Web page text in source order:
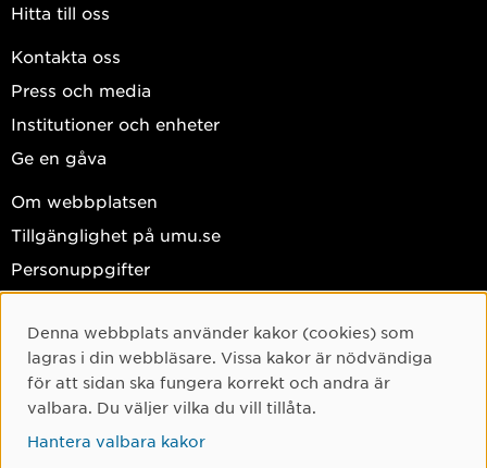
Hitta till oss
Kontakta oss
Press och media
Institutioner och enheter
Ge en gåva
Om webbplatsen
Tillgänglighet på umu.se
Personuppgifter
Facebook
Instagram
TikTok
Youtube
Cookie-samtycke
Denna webbplats använder kakor (cookies) som
lagras i din webbläsare. Vissa kakor är nödvändiga
för att sidan ska fungera korrekt och andra är
valbara. Du väljer vilka du vill tillåta.
Hantera valbara kakor